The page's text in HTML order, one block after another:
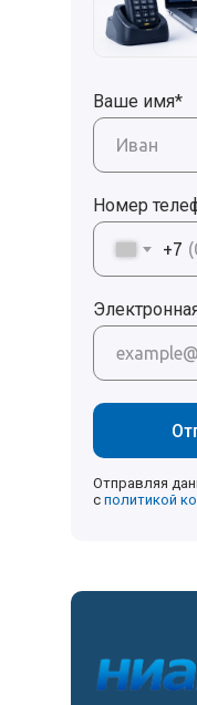
Ваше имя*
Номер
+7
Отправляя
с политикой